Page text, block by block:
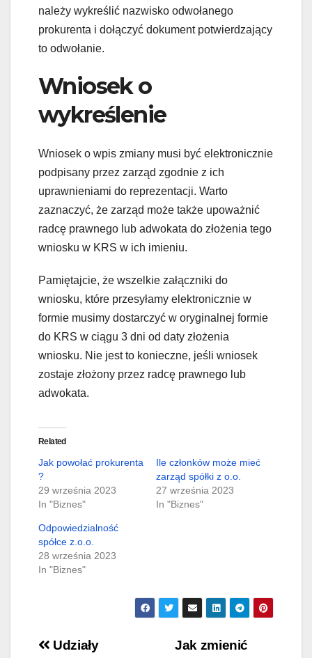
należy wykreślić nazwisko odwołanego
prokurenta i dołączyć dokument potwierdzający
to odwołanie.
Wniosek o
wykreślenie
Wniosek o wpis zmiany musi być elektronicznie
podpisany przez zarząd zgodnie z ich
uprawnieniami do reprezentacji. Warto
zaznaczyć, że zarząd może także upoważnić
radcę prawnego lub adwokata do złożenia tego
wniosku w KRS w ich imieniu.
Pamiętajcie, że wszelkie załączniki do
wniosku, które przesyłamy elektronicznie w
formie musimy dostarczyć w oryginalnej formie
do KRS w ciągu 3 dni od daty złożenia
wniosku. Nie jest to konieczne, jeśli wniosek
zostaje złożony przez radcę prawnego lub
adwokata.
Related
Jak powołać prokurenta
?
29 września 2023
In "Biznes"
Ile członków może mieć
zarząd spółki z o.o.
27 września 2023
In "Biznes"
Odpowiedzialność
spółce z.o.o.
28 września 2023
In "Biznes"
Nawigacja
Jak zmienić
Udziały